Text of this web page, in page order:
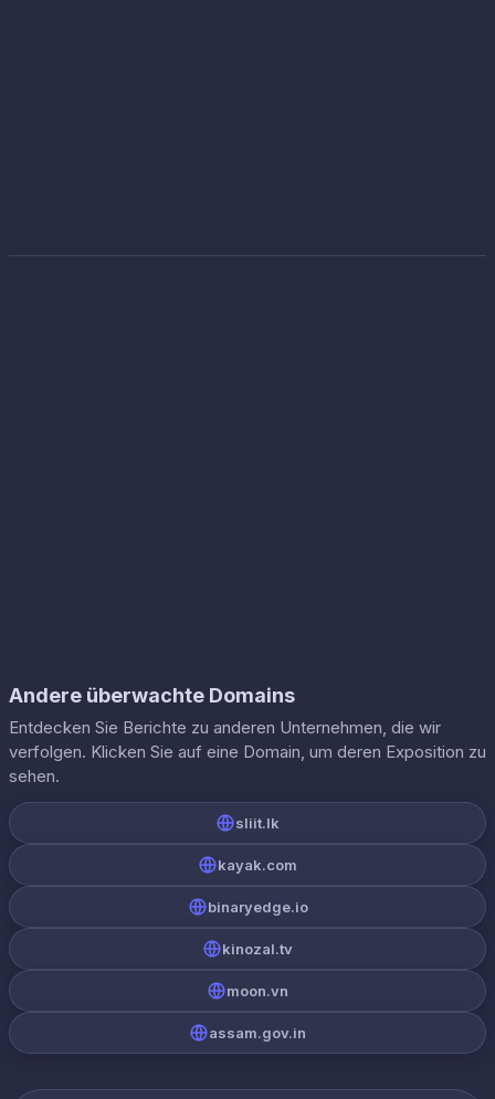
Andere überwachte Domains
Entdecken Sie Berichte zu anderen Unternehmen, die wir
verfolgen. Klicken Sie auf eine Domain, um deren Exposition zu
sehen.
sliit.lk
kayak.com
binaryedge.io
kinozal.tv
moon.vn
assam.gov.in